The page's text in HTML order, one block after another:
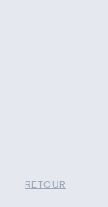
RETOUR